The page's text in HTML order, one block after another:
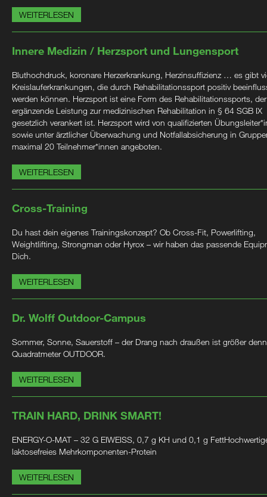
WEITERLESEN
Innere Medizin / Herzsport und Lungensport
Bluthochdruck, koronare Herzerkrankung, Herzinsuffizienz … es gibt
Kreislauferkrankungen, die durch Rehabilitationssport positiv
werden können. Herzsport ist eine Form des Rehabilitationssports,
ergänzende Leistung zur medizinischen Rehabilitation in § 64 SGB IX
gesetzlich verankert ist. Herzsport wird von qualifizierten
sowie unter ärztlicher Überwachung und Notfallabsicherung in
maximal 20 Teilnehmer*innen angeboten.
WEITERLESEN
Cross-Training
Du hast dein eigenes Trainingskonzept? Ob Cross-Fit, Powerlifting,
Weightlifting, Strongman oder Hyrox – wir haben das passende
Dich.
WEITERLESEN
Dr. Wolff Outdoor-Campus
Sommer, Sonne, Sauerstoff – der Drang nach draußen ist größer
Quadratmeter OUTDOOR.
WEITERLESEN
TRAIN HARD, DRINK SMART!
ENERGY-O-MAT – 32 G EIWEISS, 0,7 g KH und 0,1 g
laktosefreies Mehrkomponenten-Protein
WEITERLESEN